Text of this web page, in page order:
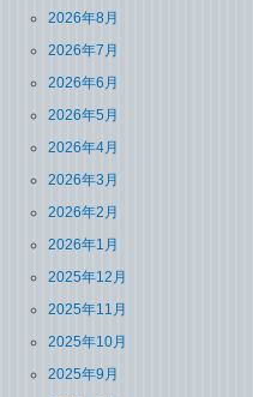
2026年8月
2026年7月
2026年6月
2026年5月
2026年4月
2026年3月
2026年2月
2026年1月
2025年12月
2025年11月
2025年10月
2025年9月